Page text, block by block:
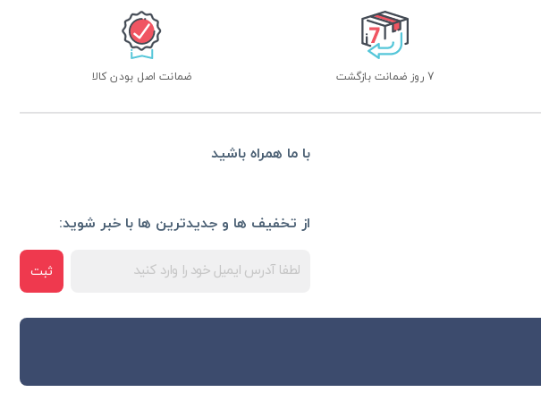
7 روز ضمانت بازگشت ضمانت اصل بودن کالا
از تخفیف ها و جدیدترین ها با خبر شوید:
ثبت
با ما همراه باشید